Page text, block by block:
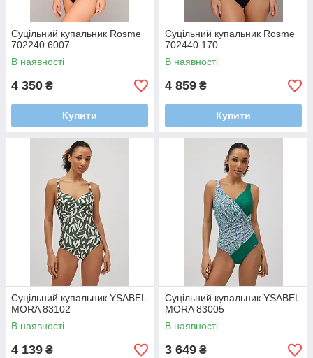
Суцільний купальник Rosme
702240 6007
В наявності
4 350 ₴
Купити
Суцільний купальник Rosme
702440 170
В наявності
4 859 ₴
Купити
Суцільний купальник YSABEL
MORA 83102
В наявності
4 139 ₴
Суцільний купальник YSABEL
MORA 83005
В наявності
3 649 ₴